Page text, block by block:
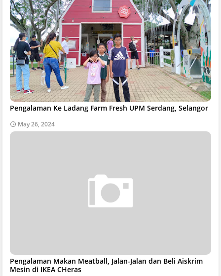
Pengalaman Ke Ladang Farm Fresh UPM Serdang, Selangor
May 26, 2024
Pengalaman Makan Meatball, Jalan-Jalan dan Beli Aiskrim
Mesin di IKEA CHeras